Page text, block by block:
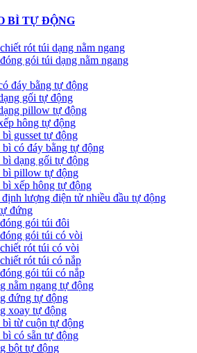
BÌ TỰ ĐỘNG
rót túi dạng nằm ngang
gói túi dạng nằm ngang
đáy bằng tự động
gối tự động
pillow tự động
hông tự động
gusset tự động
có đáy bằng tự động
dạng gối tự động
bì pillow tự động
xếp hông tự động
lượng điện tử nhiều đầu tự động
đứng
gói túi đôi
gói túi có vòi
rót túi có vòi
rót túi có nắp
gói túi có nắp
nằm ngang tự động
đứng tự động
xoay tự động
từ cuộn tự động
có sẵn tự động
bột tự động